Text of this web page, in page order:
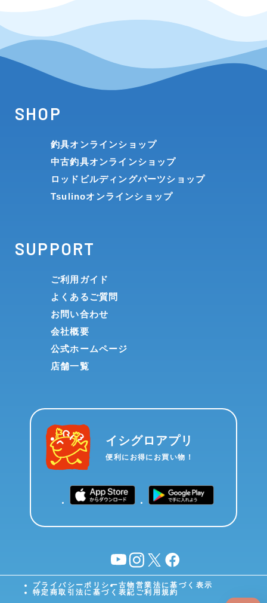
SHOP
釣具オンラインショップ
中古釣具オンラインショップ
ロッドビルディングパーツショップ
Tsulinoオンラインショップ
SUPPORT
ご利用ガイド
よくあるご質問
お問い合わせ
会社概要
公式ホームページ
店舗一覧
イシグロアプリ
便利にお得にお買い物！
YouTubeinstagram
X facebook
プライバシーポリシー古物営業法に基づく表示
特定商取引法に基づく表記 ご利用規約